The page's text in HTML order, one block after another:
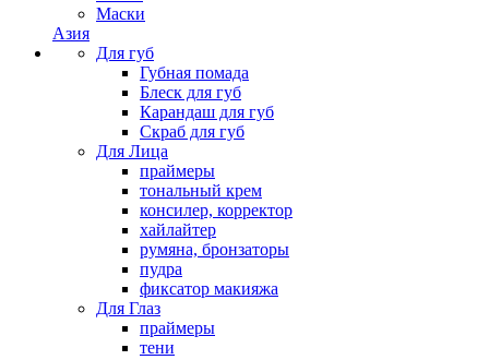
Маски
Азия
Для губ
Губная помада
Блеск для губ
Карандаш для губ
Скраб для губ
Для Лица
праймеры
тональный крем
консилер, корректор
хайлайтер
румяна, бронзаторы
пудра
фиксатор макияжа
Для Глаз
праймеры
тени